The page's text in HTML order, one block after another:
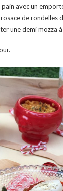
avec un
de rondelles
une demi mozza